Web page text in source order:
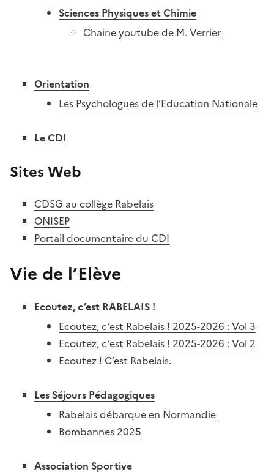
Sciences Physiques et Chimie
Chaine youtube de M. Verrier
Orientation
Les Psychologues de l’Education Nationale
Le CDI
Sites Web
CDSG au collège Rabelais
ONISEP
Portail documentaire du CDI
Vie de l’Elève
Ecoutez, c’est RABELAIS !
Ecoutez, c’est Rabelais ! 2025-2026 : Vol 3
Ecoutez, c’est Rabelais ! 2025-2026 : Vol 2
Ecoutez ! C’est Rabelais.
Les Séjours Pédagogiques
Rabelais débarque en Normandie
Bombannes 2025
Association Sportive